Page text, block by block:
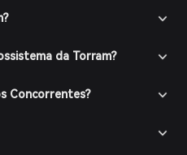
da Torram?
Concorrentes?